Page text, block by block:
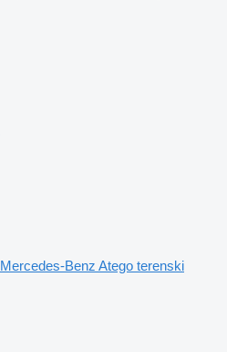
Mercedes-Benz Atego terenski